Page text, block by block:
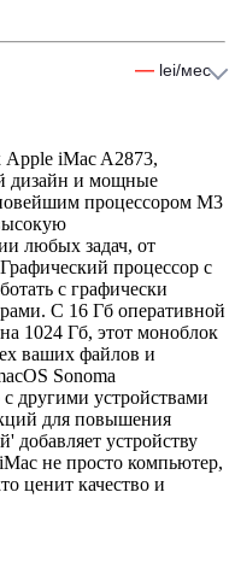
— lei/мес
Apple iMac A2873,
дизайн и мощные
процессором M3
любых задач, от
процессор с
с графически
С 16 Гб оперативной
1024 Гб, этот моноблок
ваших файлов и
Sonoma
другими устройствами
для повышения
добавляет устройству
не просто компьютер,
ценит качество и